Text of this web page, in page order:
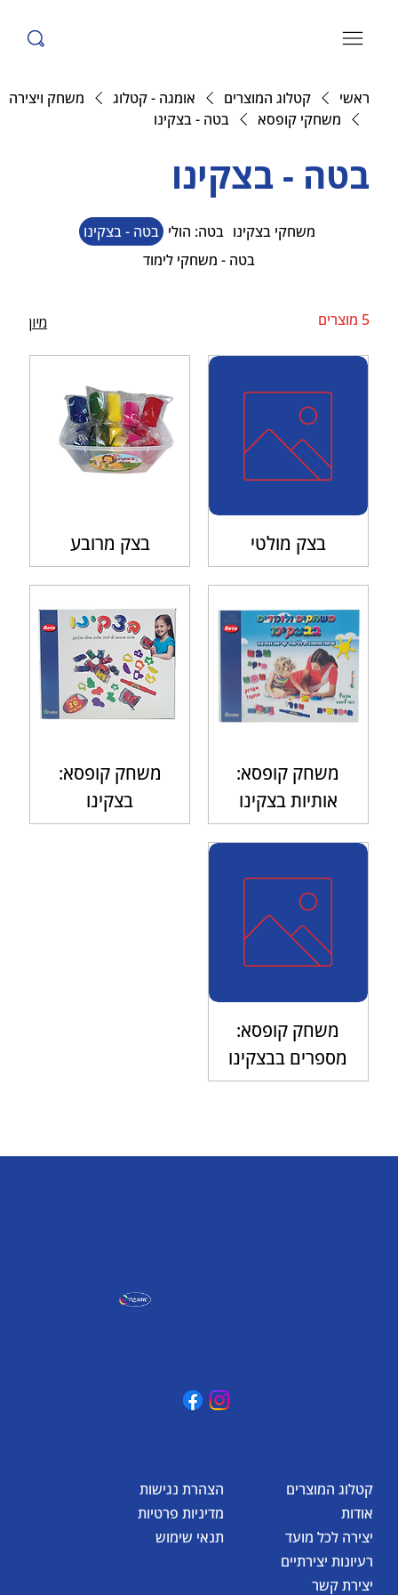
ראשי קטלוג המוצרים אומגה - קטלוג
משחק ויצירה
משחקי קופסא
בטה - בצקינו
בטה - בצקינו
משחקי בצקינו בטה: הולי בטה - בצקינו
בטה - משחקי לימוד
5 מוצרים מיון
בצק מולטי בצק מרובע
משחק קופסא:
אותיות בצקינו
משחק קופסא:
בצקינו
משחק קופסא:
מספרים בבצקינו
הצהרת נגישות
מדיניות פרטיות
תנאי שימוש
קטלוג המוצרים
אודות
יצירה לכל מועד
רעיונות יצירתיים
יצירת קשר